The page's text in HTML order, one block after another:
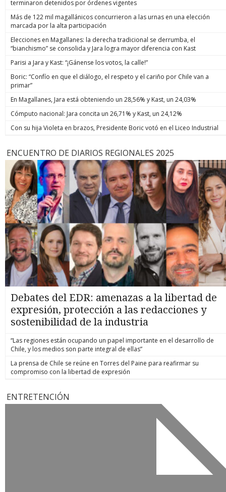
terminaron detenidos por órdenes vigentes
Más de 122 mil magallánicos concurrieron a las urnas en una elección
marcada por la alta participación
Elecciones en Magallanes: la derecha tradicional se derrumba, el
“bianchismo” se consolida y Jara logra mayor diferencia con Kast
Parisi a Jara y Kast: “¡Gánense los votos, la calle!”
Boric: “Confío en que el diálogo, el respeto y el cariño por Chile van a
primar”
En Magallanes, Jara está obteniendo un 28,56% y Kast, un 24,03%
Cómputo nacional: Jara concita un 26,71% y Kast, un 24,12%
Con su hija Violeta en brazos, Presidente Boric votó en el Liceo Industrial
ENCUENTRO DE DIARIOS REGIONALES 2025
Debates del EDR: amenazas a la libertad de
expresión, protección a las redacciones y
sostenibilidad de la industria
“Las regiones están ocupando un papel importante en el desarrollo de
Chile, y los medios son parte integral de ellas”
La prensa de Chile se reúne en Torres del Paine para reafirmar su
compromiso con la libertad de expresión
ENTRETENCIÓN